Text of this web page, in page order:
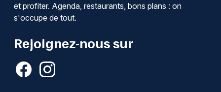
et profiter. Agenda, restaurants, bons plans : on
s'occupe de tout.
Rejoignez-nous sur